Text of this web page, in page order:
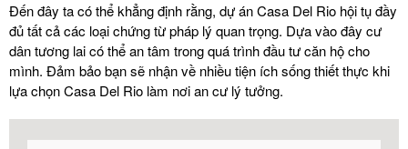
Đến đây ta có thể khẳng định rằng, dự án Casa Del Rio hội tụ đầy
đủ tất cả các loại chứng từ pháp lý quan trọng. Dựa vào đây cư
dân tương lai có thể an tâm trong quá trình đầu tư căn hộ cho
mình. Đảm bảo bạn sẽ nhận về nhiều tiện ích sống thiết thực khi
lựa chọn Casa Del Rio làm nơi an cư lý tưởng.